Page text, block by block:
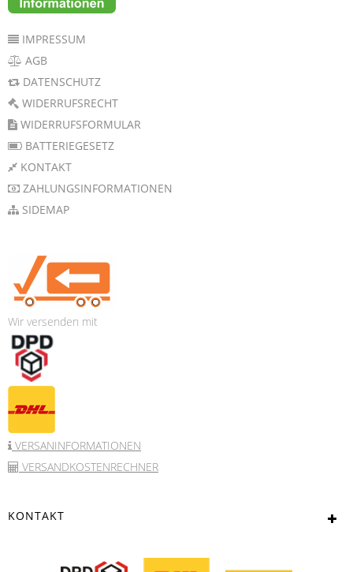
IMPRESSUM
AGB
DATENSCHUTZ
WIDERRUFSRECHT
WIDERRUFSFORMULAR
BATTERIEGESETZ
KONTAKT
ZAHLUNGSINFORMATIONEN
SIDEMAP
Wir versenden mit
VERSANINFORMATIONEN
VERSANDKOSTENRECHNER
KONTAKT